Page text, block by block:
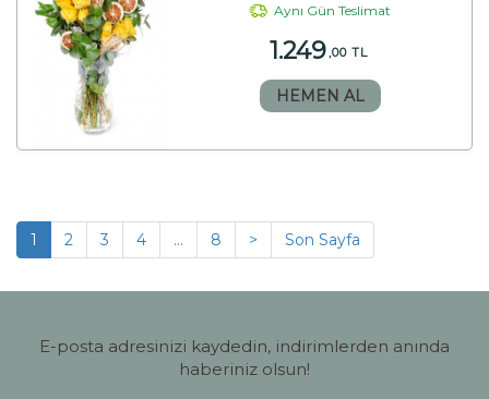
Aynı Gün Teslimat
1.249 ,00 TL
HEMEN AL
1 2 3 4 ... 8 > Son Sayfa
E-posta adresinizi kaydedin, indirimlerden anında
haberiniz olsun!